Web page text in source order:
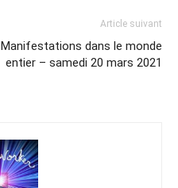
Article suivant
Manifestations dans le monde
entier – samedi 20 mars 2021